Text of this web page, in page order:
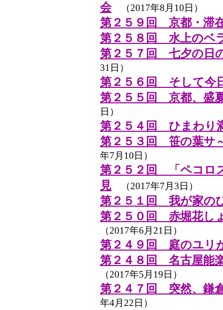
会（2017年8月10日）
第２５９回 京都・滞
第２５８回 水上のベ
第２５７回 七夕の日
31日）
第２５６回 そして今
第２５５回 京都、盛
日）
第２５４回 ひまわり
第２５３回 笹の葉サ
年7月10日）
第２５２回 「ペコロ
見 （2017年7月3日）
第２５１回 我が家の
第２５０回 赤堀花し
（2017年6月21日）
第２４９回 庭のユリ
第２４８回 名古屋能
（2017年5月19日）
第２４７回 突然、鎌
年4月22日）